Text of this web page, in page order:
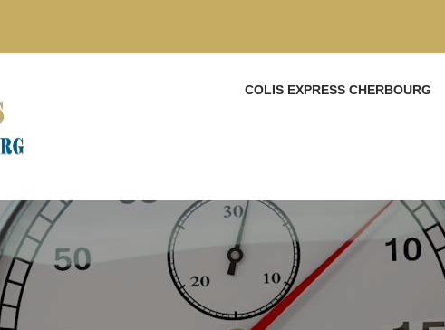
COLIS EXPRESS CHERBOURG